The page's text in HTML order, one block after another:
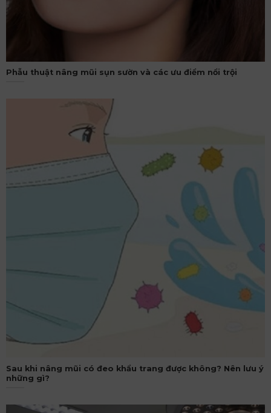
Phẫu thuật nâng mũi sụn sườn và các ưu điểm nổi trội
Sau khi nâng mũi có đeo khẩu trang được không? Nên lưu ý
những gì?